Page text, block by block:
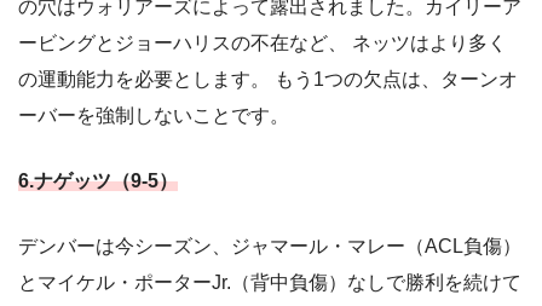
の穴はウォリアーズによって露出されました。カイリーア
ービングとジョーハリスの不在など、 ネッツはより多く
の運動能力を必要とします。 もう1つの欠点は、ターンオ
ーバーを強制しないことです。
6.ナゲッツ（9-5）
デンバーは今シーズン、ジャマール・マレー（ACL負傷）
とマイケル・ポーターJr.（背中負傷）なしで勝利を続けて